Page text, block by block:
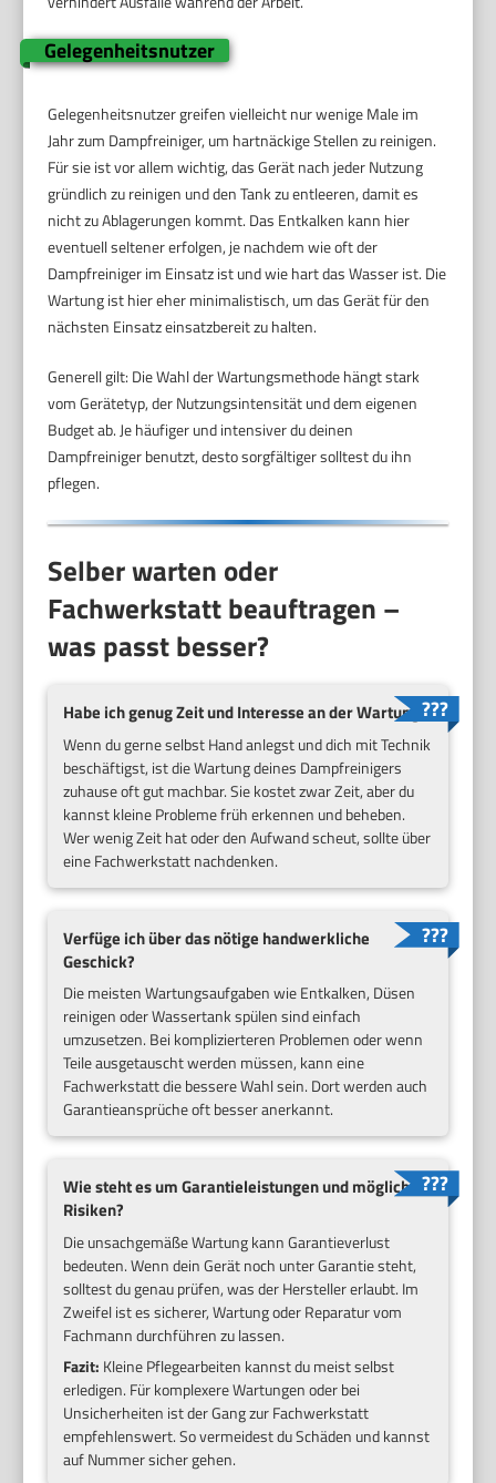
Gelegenheitsnutzer
Gelegenheitsnutzer greifen vielleicht nur wenige Male im
Jahr zum Dampfreiniger, um hartnäckige Stellen zu reinigen.
Für sie ist vor allem wichtig, das Gerät nach jeder Nutzung
gründlich zu reinigen und den Tank zu entleeren, damit es
nicht zu Ablagerungen kommt. Das Entkalken kann hier
eventuell seltener erfolgen, je nachdem wie oft der
Dampfreiniger im Einsatz ist und wie hart das Wasser ist. Die
Wartung ist hier eher minimalistisch, um das Gerät für den
nächsten Einsatz einsatzbereit zu halten.
Generell gilt: Die Wahl der Wartungsmethode hängt stark
vom Gerätetyp, der Nutzungsintensität und dem eigenen
Budget ab. Je häufiger und intensiver du deinen
Dampfreiniger benutzt, desto sorgfältiger solltest du ihn
pflegen.
Selber warten oder
Fachwerkstatt beauftragen –
was passt besser?
Habe ich genug Zeit und Interesse an der Wartung?
Wenn du gerne selbst Hand anlegst und dich mit Technik
beschäftigst, ist die Wartung deines Dampfreinigers
zuhause oft gut machbar. Sie kostet zwar Zeit, aber du
kannst kleine Probleme früh erkennen und beheben.
Wer wenig Zeit hat oder den Aufwand scheut, sollte über
eine Fachwerkstatt nachdenken.
Verfüge ich über das nötige handwerkliche
Geschick?
Die meisten Wartungsaufgaben wie Entkalken, Düsen
reinigen oder Wassertank spülen sind einfach
umzusetzen. Bei komplizierteren Problemen oder wenn
Teile ausgetauscht werden müssen, kann eine
Fachwerkstatt die bessere Wahl sein. Dort werden auch
Garantieansprüche oft besser anerkannt.
Wie steht es um Garantieleistungen und mögliche
Risiken?
Die unsachgemäße Wartung kann Garantieverlust
bedeuten. Wenn dein Gerät noch unter Garantie steht,
solltest du genau prüfen, was der Hersteller erlaubt. Im
Zweifel ist es sicherer, Wartung oder Reparatur vom
Fachmann durchführen zu lassen.
Fazit: Kleine Pflegearbeiten kannst du meist selbst
erledigen. Für komplexere Wartungen oder bei
Unsicherheiten ist der Gang zur Fachwerkstatt
empfehlenswert. So vermeidest du Schäden und kannst
auf Nummer sicher gehen.